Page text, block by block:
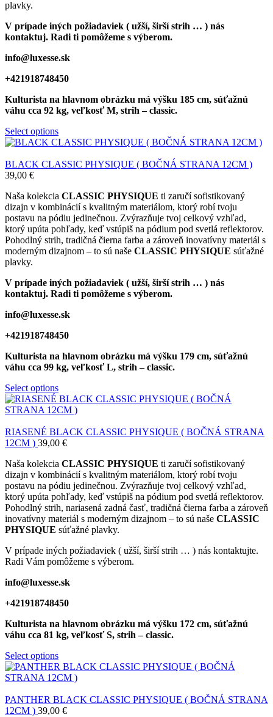
plavky.
V prípade iných požiadaviek ( užší, širší strih … ) nás
kontaktuj. Radi ti pomôžeme s výberom.
info@luxesse.sk
+421918748450
Kulturista na hlavnom obrázku má výšku 185 cm, súťažnú
váhu cca 92 kg, veľkosť M, strih – classic.
Select options
BLACK CLASSIC PHYSIQUE ( BOČNÁ STRANA 12CM )
39,00 €
Naša kolekcia CLASSIC PHYSIQUE ti zaručí sofistikovaný
dizajn v kombinácií s kvalitným materiálom, ktorý robí tvoju
postavu na pódiu jedinečnou. Zvýrazňuje tvoj celkový vzhľad,
ktorý upúta pohľady, keď vstúpiš na pódium pod svetlá reflektorov.
Pohodlný strih, tradičná čierna farba a zároveň inovatívny materiál s
moderným dizajnom – to sú naše CLASSIC PHYSIQUE súťažné
plavky.
V prípade iných požiadaviek ( užší, širší strih … ) nás
kontaktuj. Radi ti pomôžeme s výberom.
info@luxesse.sk
+421918748450
Kulturista na hlavnom obrázku má výšku 179 cm, súťažnú
váhu cca 99 kg, veľkosť L, strih – classic.
Select options
RIASENÉ BLACK CLASSIC PHYSIQUE ( BOČNÁ STRANA
12CM ) 39,00 €
Naša kolekcia CLASSIC PHYSIQUE ti zaručí sofistikovaný
dizajn v kombinácií s kvalitným materiálom, ktorý robí tvoju
postavu na pódiu jedinečnou. Zvýrazňuje tvoj celkový vzhľad,
ktorý upúta pohľady, keď vstúpiš na pódium pod svetlá reflektorov.
Pohodlný strih, nariasená zadná časť, tradičná čierna farba a zároveň
inovatívny materiál s moderným dizajnom – to sú naše CLASSIC
PHYSIQUE súťažné plavky.
V prípade iných požiadaviek ( užší, širší strih … ) nás kontaktujte.
Radi Vám pomôžeme s výberom.
info@luxesse.sk
+421918748450
Kulturista na hlavnom obrázku má výšku 172 cm, súťažnú
váhu cca 81 kg, veľkosť S, strih – classic.
Select options
PANTHER BLACK CLASSIC PHYSIQUE ( BOČNÁ STRANA
12CM ) 39,00 €